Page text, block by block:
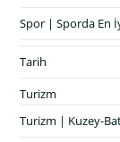
Spor | Sporda En
Tarih
Turizm
Turizm | Kuzey-